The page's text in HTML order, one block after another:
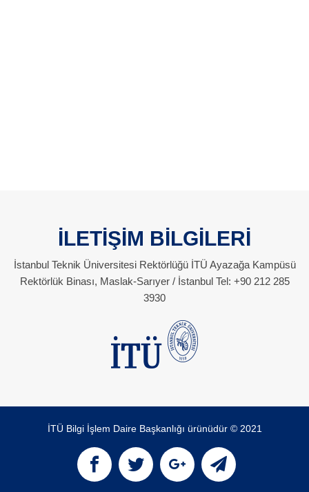
İLETİŞİM BİLGİLERİ
İstanbul Teknik Üniversitesi Rektörlüğü İTÜ Ayazağa Kampüsü
Rektörlük Binası, Maslak-Sarıyer / İstanbul Tel: +90 212 285
3930
İTÜ Bilgi İşlem Daire Başkanlığı ürünüdür © 2021